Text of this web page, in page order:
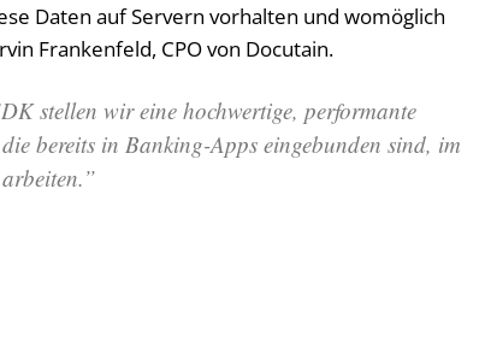
Daten auf Servern vorhalten und womöglich
Frankenfeld, CPO von Docutain.
stellen wir eine hochwertige, performante
bereits in Banking-Apps eingebunden sind, im